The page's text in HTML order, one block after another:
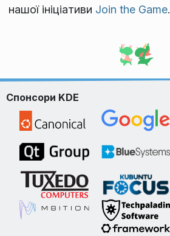
нашої ініціативи Join the Game.
Спонсори KDE